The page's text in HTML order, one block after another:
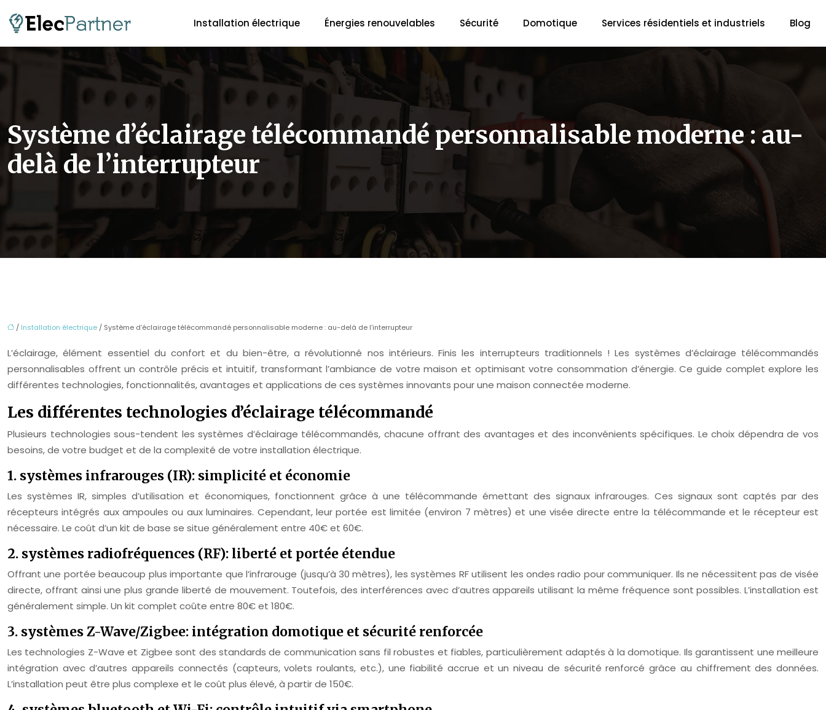
Installation électrique Énergies renouvelables Sécurité Domotique Services résidentiels et industriels Blog
Système d’éclairage télécommandé personnalisable moderne : au-
delà de l’interrupteur
/ Installation électrique / Système d’éclairage télécommandé personnalisable moderne : au-delà de l’interrupteur
L’éclairage, élément essentiel du confort et du bien-être, a révolutionné nos intérieurs. Finis les interrupteurs traditionnels ! Les systèmes d’éclairage télécommandés
personnalisables offrent un contrôle précis et intuitif, transformant l’ambiance de votre maison et optimisant votre consommation d’énergie. Ce guide complet explore les
différentes technologies, fonctionnalités, avantages et applications de ces systèmes innovants pour une maison connectée moderne.
Les différentes technologies d’éclairage télécommandé
Plusieurs technologies sous-tendent les systèmes d’éclairage télécommandés, chacune offrant des avantages et des inconvénients spécifiques. Le choix dépendra de vos
besoins, de votre budget et de la complexité de votre installation électrique.
1. systèmes infrarouges (IR): simplicité et économie
Les systèmes IR, simples d’utilisation et économiques, fonctionnent grâce à une télécommande émettant des signaux infrarouges. Ces signaux sont captés par des
récepteurs intégrés aux ampoules ou aux luminaires. Cependant, leur portée est limitée (environ 7 mètres) et une visée directe entre la télécommande et le récepteur est
nécessaire. Le coût d’un kit de base se situe généralement entre 40€ et 60€.
2. systèmes radiofréquences (RF): liberté et portée étendue
Offrant une portée beaucoup plus importante que l’infrarouge (jusqu’à 30 mètres), les systèmes RF utilisent les ondes radio pour communiquer. Ils ne nécessitent pas de visée
directe, offrant ainsi une plus grande liberté de mouvement. Toutefois, des interférences avec d’autres appareils utilisant la même fréquence sont possibles. L’installation est
généralement simple. Un kit complet coûte entre 80€ et 180€.
3. systèmes Z-Wave/Zigbee: intégration domotique et sécurité renforcée
Les technologies Z-Wave et Zigbee sont des standards de communication sans fil robustes et fiables, particulièrement adaptés à la domotique. Ils garantissent une meilleure
intégration avec d’autres appareils connectés (capteurs, volets roulants, etc.), une fiabilité accrue et un niveau de sécurité renforcé grâce au chiffrement des données.
L’installation peut être plus complexe et le coût plus élevé, à partir de 150€.